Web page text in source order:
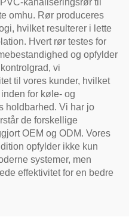
omhu. Rør produceres
hvilket resulterer i lette
Hvert rør testes for
og opfylder
vi
til vores kunder, hvilket
for køle- og
holdbarhed. Vi har jo
de forskellige
OEM og ODM. Vores
opfylder ikke kun
systemer, men
effektivitet for en bedre